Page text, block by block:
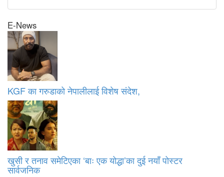
E-News
KGF का गरुडाको नेपालीलाई विशेष संदेश,
खुसी र तनाव समेटिएका ‘बाः एक योद्धा’का दुई नयाँ पोस्टर
सार्वजनिक